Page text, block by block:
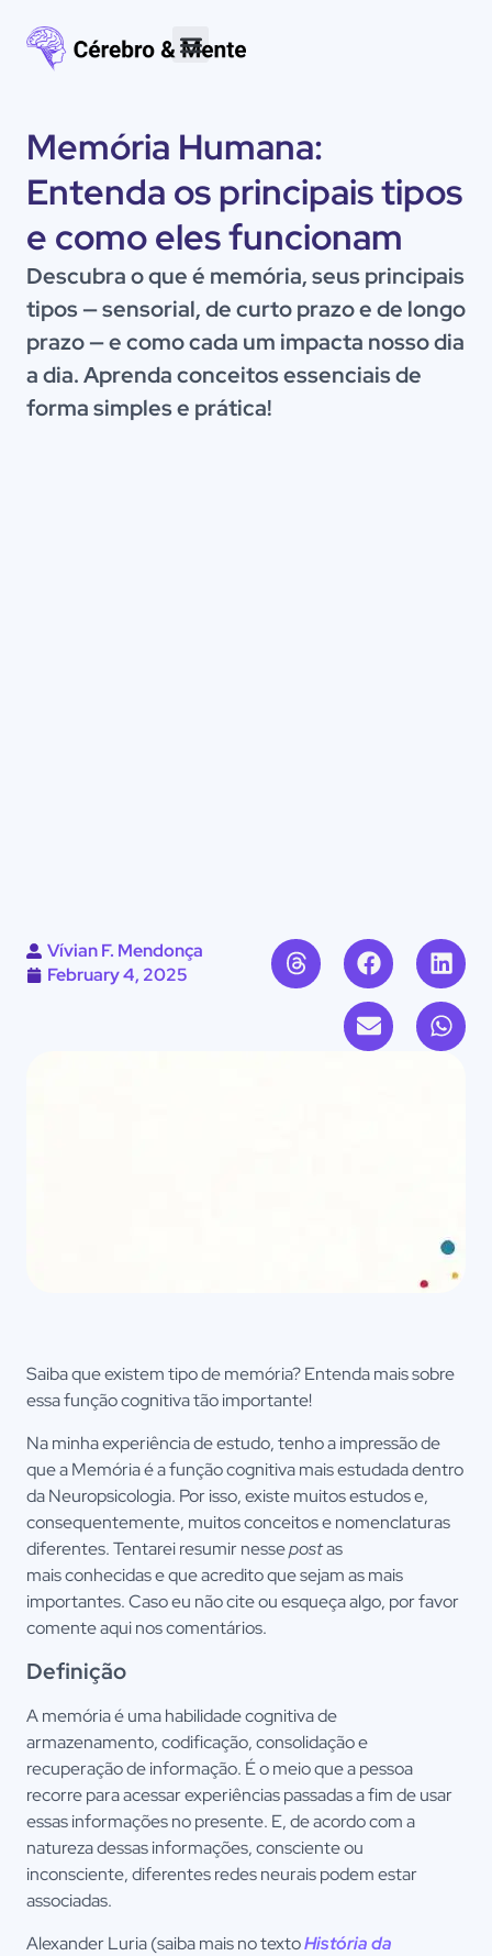
Memória Humana:
Entenda os principais tipos
e como eles funcionam
Descubra o que é memória, seus principais
tipos — sensorial, de curto prazo e de longo
prazo — e como cada um impacta nosso dia
a dia. Aprenda conceitos essenciais de
forma simples e prática!
Vívian F. Mendonça
February 4, 2025
Saiba que existem tipo de memória? Entenda mais sobre
essa função cognitiva tão importante!
Na minha experiência de estudo, tenho a impressão de
que a Memória é a função cognitiva mais estudada dentro
da Neuropsicologia. Por isso, existe muitos estudos e,
consequentemente, muitos conceitos e nomenclaturas
diferentes. Tentarei resumir nessepostas
mais conhecidas e que acredito que sejam as mais
importantes. Caso eu não cite ou esqueça algo, por favor
comente aqui nos comentários.
Definição
A memória é uma habilidade cognitiva de
armazenamento, codificação, consolidação e
recuperação de informação. É o meio que a pessoa
recorre para acessar experiências passadas a fim de usar
essas informações no presente. E, de acordo com a
natureza dessas informações, consciente ou
inconsciente, diferentes redes neurais podem estar
associadas.
Alexander Luria (saiba mais no textoHistória da